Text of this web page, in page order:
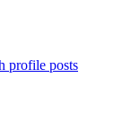
profile posts